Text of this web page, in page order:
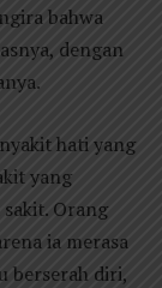
bahwa
dengan
hati yang
yang
Orang
ia merasa
berserah diri,